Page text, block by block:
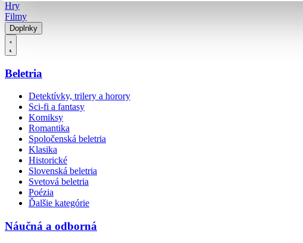
Hry
Filmy
Doplnky
Beletria
Detektívky, trilery a horory
Sci-fi a fantasy
Komiksy
Romantika
Spoločenská beletria
Klasika
Historické
Slovenská beletria
Svetová beletria
Poézia
Ďalšie kategórie
Náučná a odborná